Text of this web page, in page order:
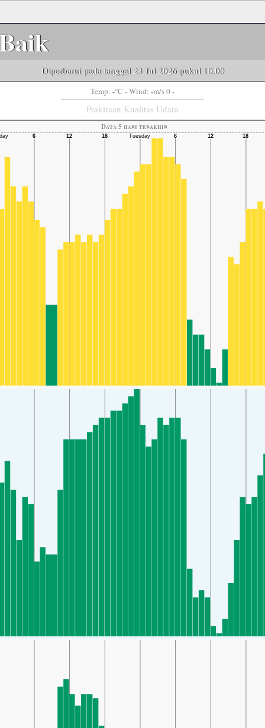
Diperbarui pada tanggal 23 Jul 2026 pukul 10.00
Temp: -°C - Wind: -m/s 0 -
Prakiraan Kualitas Udara
Data 5 hari terakhir